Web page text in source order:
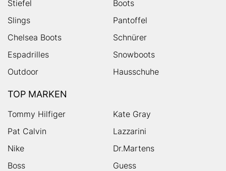
Stiefel
Boots
Slings
Pantoffel
Chelsea Boots
Schnürer
Espadrilles
Snowboots
Outdoor
Hausschuhe
TOP MARKEN
Tommy Hilfiger
Kate Gray
Pat Calvin
Lazzarini
Nike
Dr.Martens
Boss
Guess